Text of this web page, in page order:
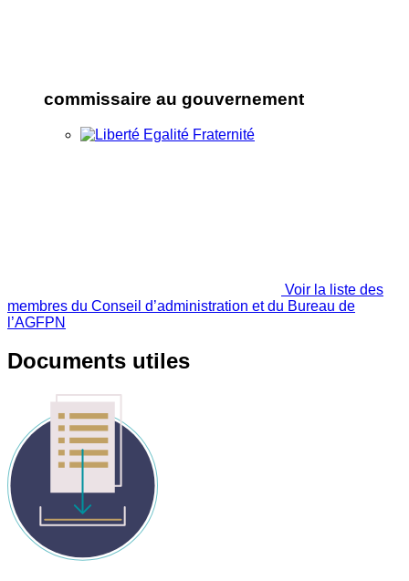
commissaire au gouvernement
Voir la liste des
membres du Conseil d’administration et du Bureau de
l’AGFPN
Documents utiles